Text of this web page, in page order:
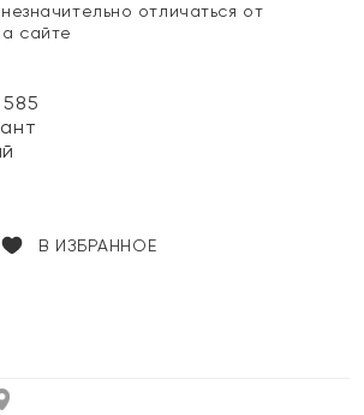
отличаться от
сайте
В ИЗБРАННОЕ